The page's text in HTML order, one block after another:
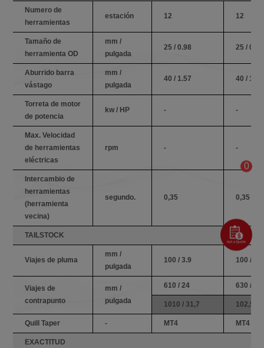
Numero de
herramientas
estación 12 12
Tamaño de
herramienta OD
mm /
pulgada
25 / 0.98 25 / 0.98
Aburrido barra
vástago
mm /
pulgada
40 / 1.57 40 / 1.57
Torreta de motor
de potencia
kw / HP - -
Max. Velocidad
de herramientas
eléctricas
rpm - -
Intercambio de
herramientas
(herramienta
vecina)
segundo. 0,35 0,35
TAILSTOCK
Viajes de pluma
mm /
pulgada
100 / 3.9 100 / 3.9
Viajes de
contrapunto
mm /
pulgada
610 / 24 630 /
1010 / 31,7 102,5 /
Quill Taper - MT4 MT4
EXACTITUD
0